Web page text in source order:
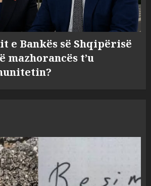
e Bankës së Shqipërisë
mazhorancës t’u